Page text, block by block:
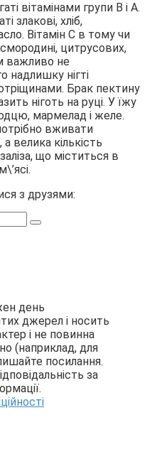
вітамінами групи В і А.
злакові, хліб,
Вітамін С в тому чи
цитрусових,
важливо не
надлишку нігті
Брак пектину
ніготь на руці. У їжу
мармелад і желе.
вживати
велика кількість
що міститься в
з друзями:
день
джерел і носить
і не повинна
(наприклад, для
посилання.
за